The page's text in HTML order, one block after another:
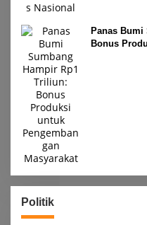
Panas
Bonus
Politik